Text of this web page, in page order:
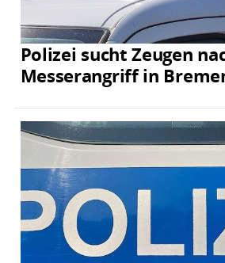
Polizei sucht Zeugen
Messerangriff in